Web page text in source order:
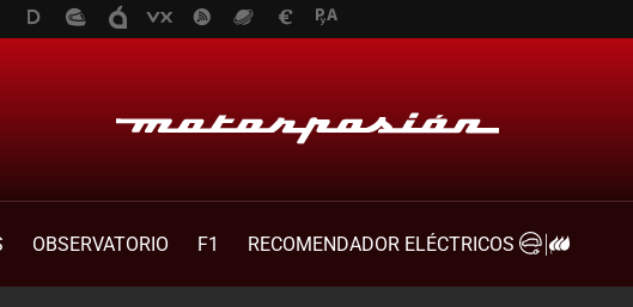
OBSERVATORIO F1
RECOMENDADOR ELÉCTRICOS